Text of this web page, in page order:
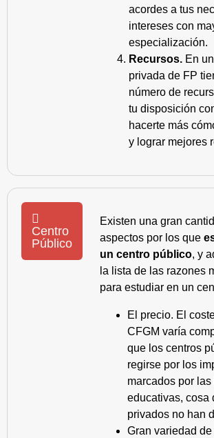
acordes a tus
intereses con
especialización.
Recursos. En
privada de FP
número de
tu disposición
hacerte más
y lograr mejores
Centro
Público
Existen una gran
aspectos por los que
un centro público, y
la lista de las razones
para estudiar en un
El precio. El
CFGM varía
que los centros
regirse por los
marcados por
educativas, cosa
privados no han
Gran variedad